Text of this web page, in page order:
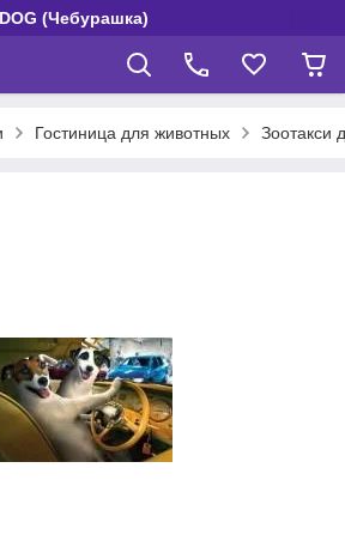
(Чебурашка)
Гостиница для животных Зоотакси